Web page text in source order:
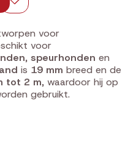
voor
voor
, speurhonden en
is 19 mm breed en de
tot 2 m, waardoor hij op
gebruikt.